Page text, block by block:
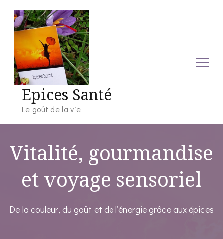
Epices Santé
Le goût de la vie
Vitalité, gourmandise
et voyage sensoriel
De la couleur, du goût et de l’énergie grâce aux épices